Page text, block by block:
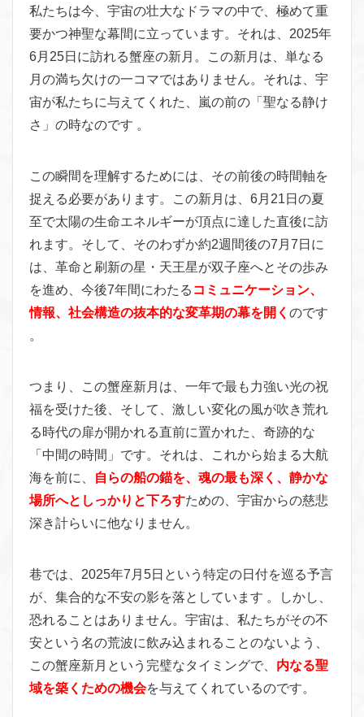
私たちは今、宇宙の壮大なドラマの中で、極めて重
要かつ神聖な幕間に立っています。それは、2025年
6月25日に訪れる蟹座の新月。この新月は、単なる
月の満ち欠けの一コマではありません。それは、宇
宙が私たちに与えてくれた、嵐の前の「聖なる静け
さ」の時なのです 。
この瞬間を理解するためには、その前後の時間軸を
捉える必要があります。この新月は、6月21日の夏
至で太陽の生命エネルギーが頂点に達した直後に訪
れます。そして、そのわずか約2週間後の7月7日に
は、革命と刷新の星・天王星が双子座へとその歩み
を進め、今後7年間にわたる コミュニケーション、
情報、社会構造の抜本的な変革期の幕を開く のです
。
つまり、この蟹座新月は、一年で最も力強い光の祝
福を受けた後、そして、激しい変化の風が吹き荒れ
る時代の扉が開かれる直前に置かれた、奇跡的な
「中間の時間」です。それは、これから始まる大航
海を前に、
自らの船の錨を、魂の最も深く、静かな
場所へとしっかりと下ろすための、宇宙からの慈悲
深き計らいに他なりません。
巷では、2025年7月5日という特定の日付を巡る予言
が、集合的な不安の影を落としています 。しかし、
恐れることはありません。宇宙は、私たちがその不
安という名の荒波に飲み込まれることのないよう、
この蟹座新月という完璧なタイミングで、 内なる聖
域を築くための機会を与えてくれているのです。